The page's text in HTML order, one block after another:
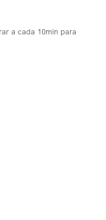
a cada 10min para